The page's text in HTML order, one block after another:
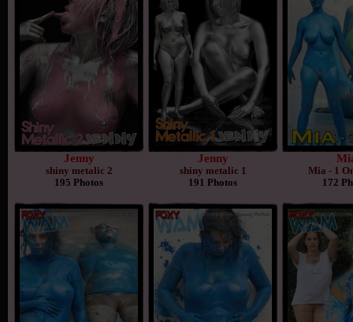
Jenny
shiny metalic 2
195 Photos
Jenny
shiny metalic 1
191 Photos
Mia - 1
172